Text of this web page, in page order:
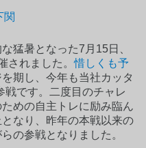
関
猛暑となった7月15日、
されました。惜しくも予
期し、今年も当社カッタ
戦です。二度目のチャレ
めの自主トレに励み臨ん
なり、昨年の本戦以来の
の参戦となりました。